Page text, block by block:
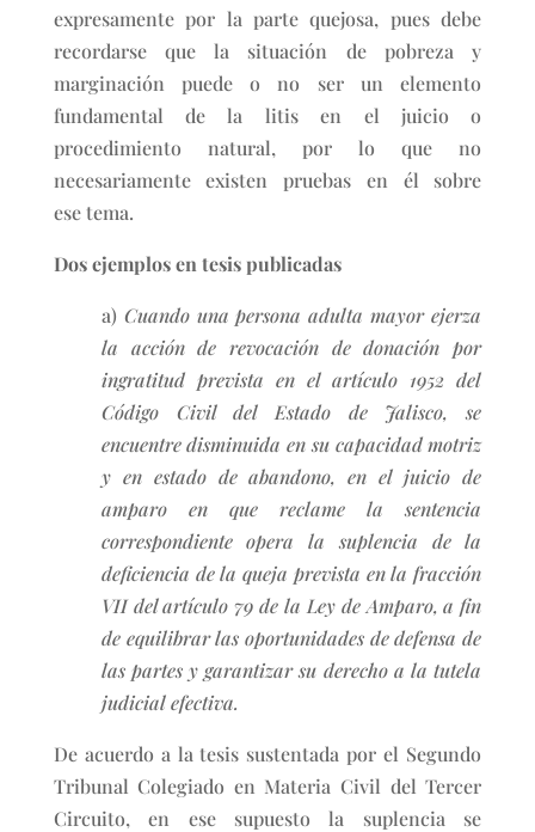
expresamente por la parte quejosa, pues debe
recordarse que la situación de pobreza y
marginación puede o no ser un elemento
fundamental de la litis en el juicio o
procedimiento natural, por lo que no
necesariamente existen pruebas en él sobre
ese tema.
Dos ejemplos en tesis publicadas
a) Cuando una persona adulta mayor ejerza
la acción de revocación de donación por
ingratitud prevista en el artículo 1952 del
Código Civil del Estado de Jalisco, se
encuentre disminuida en su capacidad motriz
y en estado de abandono, en el juicio de
amparo en que reclame la sentencia
correspondiente opera la suplencia de la
deficiencia de la queja prevista en la fracción
VII del artículo 79 de la Ley de Amparo, a fin
de equilibrar las oportunidades de defensa de
las partes y garantizar su derecho a la tutela
judicial efectiva.
De acuerdo a la tesis sustentada por el Segundo
Tribunal Colegiado en Materia Civil del Tercer
Circuito, en ese supuesto la suplencia se